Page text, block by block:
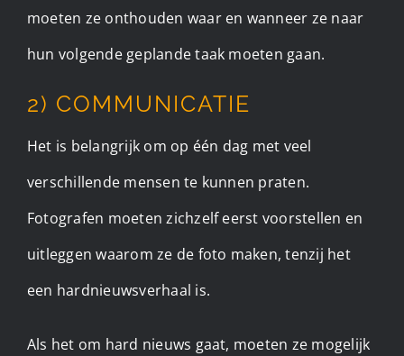
moeten ze onthouden waar en wanneer ze naar
hun volgende geplande taak moeten gaan.
2) COMMUNICATIE
Het is belangrijk om op één dag met veel
verschillende mensen te kunnen praten.
Fotografen moeten zichzelf eerst voorstellen en
uitleggen waarom ze de foto maken, tenzij het
een hardnieuwsverhaal is.
Als het om hard nieuws gaat, moeten ze mogelijk